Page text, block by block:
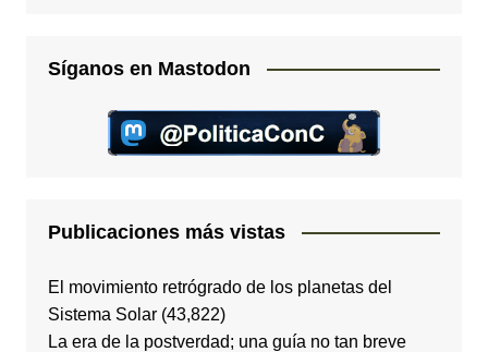
Síganos en Mastodon
Publicaciones más vistas
El movimiento retrógrado de los planetas del
Sistema Solar (43,822)
La era de la postverdad; una guía no tan breve